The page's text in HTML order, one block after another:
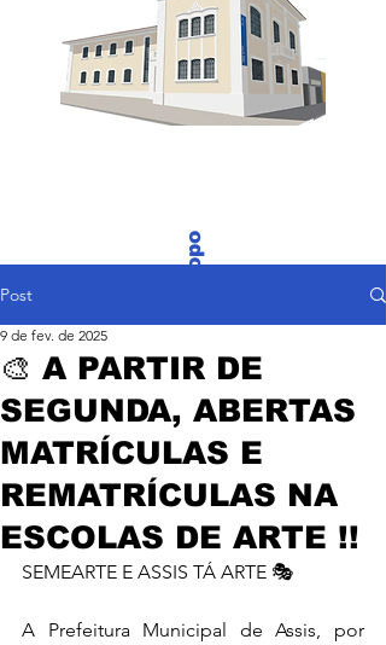
Voltar ao Topo
Post
🎨 A PARTIR DE
SEGUNDA, ABERTAS
MATRÍCULAS E
REMATRÍCULAS NA
ESCOLAS DE ARTE !!
9 de fev. de 2025
SEMEARTE E ASSIS TÁ ARTE 🎭
A Prefeitura Municipal de Assis, por